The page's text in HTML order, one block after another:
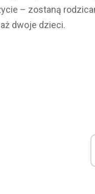
– zostaną
dwoje dzieci.